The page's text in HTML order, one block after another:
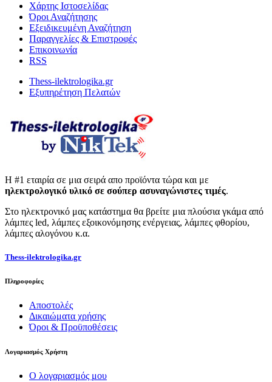
Χάρτης Ιστοσελίδας
Όροι Αναζήτησης
Εξειδικευμένη Αναζήτηση
Παραγγελίες & Επιστροφές
Επικοινωνία
RSS
Thess-ilektrologika.gr
Εξυπηρέτηση Πελατών
Η #1 εταιρία σε μια σειρά απο προϊόντα τώρα και με
ηλεκτρολογικό υλικό σε σούπερ ασυναγώνιστες τιμές.
Στο ηλεκτρονικό μας κατάστημα θα βρείτε μια πλούσια γκάμα από
λάμπες led, λάμπες εξοικονόμησης ενέργειας, λάμπες φθορίου,
λάμπες αλογόνου κ.α.
Thess-ilektrologika.gr
Πληροφορίες
Αποστολές
Δικαιώματα χρήσης
Όροι & Προϋποθέσεις
Λογαριασμός Χρήστη
Ο λογαριασμός μου